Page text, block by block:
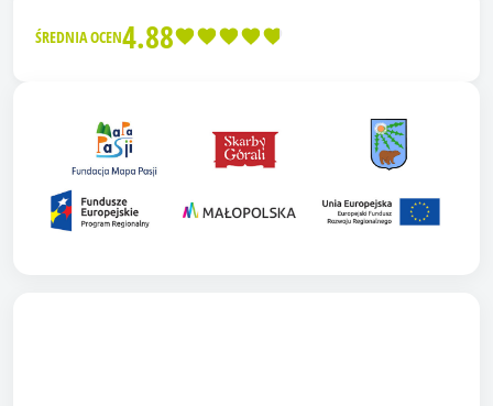
ŚREDNIA OCEN4.88